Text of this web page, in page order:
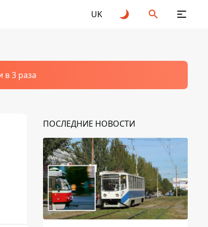
UK
в 3 раза
ПОСЛЕДНИЕ НОВОСТИ